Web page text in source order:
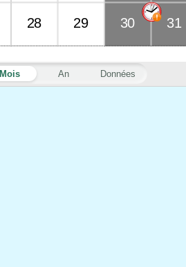
Mois An Données
28 29 30 31